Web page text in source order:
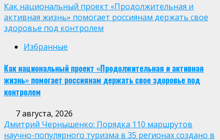
Как национальный проект «Продолжительная и
активная жизнь» помогает россиянам держать свое
здоровье под контролем
Избранные
Как национальный проект «Продолжительная и активная
жизнь» помогает россиянам держать свое здоровье под
контролем
7 августа, 2026
Дмитрий Чернышенко: Порядка 110 маршрутов
научно-популярного туризма в 35 регионах создано в